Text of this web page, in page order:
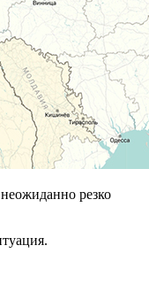
резко